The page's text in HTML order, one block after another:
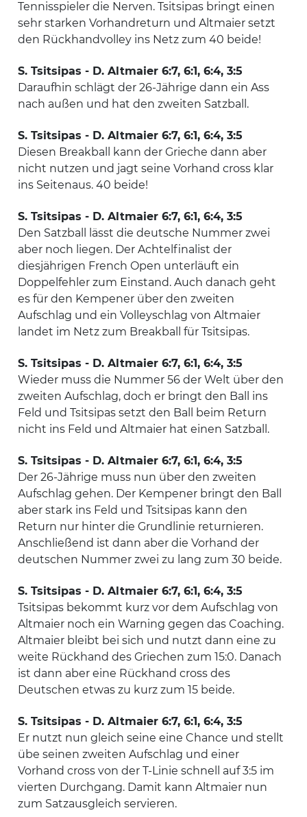
Tennisspieler die Nerven. Tsitsipas bringt einen
sehr starken Vorhandreturn und Altmaier setzt
den Rückhandvolley ins Netz zum 40 beide!
S. Tsitsipas - D. Altmaier 6:7, 6:1, 6:4, 3:5
Daraufhin schlägt der 26-Jährige dann ein Ass
nach außen und hat den zweiten Satzball.
S. Tsitsipas - D. Altmaier 6:7, 6:1, 6:4, 3:5
Diesen Breakball kann der Grieche dann aber
nicht nutzen und jagt seine Vorhand cross klar
ins Seitenaus. 40 beide!
S. Tsitsipas - D. Altmaier 6:7, 6:1, 6:4, 3:5
Den Satzball lässt die deutsche Nummer zwei
aber noch liegen. Der Achtelfinalist der
diesjährigen French Open unterläuft ein
Doppelfehler zum Einstand. Auch danach geht
es für den Kempener über den zweiten
Aufschlag und ein Volleyschlag von Altmaier
landet im Netz zum Breakball für Tsitsipas.
S. Tsitsipas - D. Altmaier 6:7, 6:1, 6:4, 3:5
Wieder muss die Nummer 56 der Welt über den
zweiten Aufschlag, doch er bringt den Ball ins
Feld und Tsitsipas setzt den Ball beim Return
nicht ins Feld und Altmaier hat einen Satzball.
S. Tsitsipas - D. Altmaier 6:7, 6:1, 6:4, 3:5
Der 26-Jährige muss nun über den zweiten
Aufschlag gehen. Der Kempener bringt den Ball
aber stark ins Feld und Tsitsipas kann den
Return nur hinter die Grundlinie returnieren.
Anschließend ist dann aber die Vorhand der
deutschen Nummer zwei zu lang zum 30 beide.
S. Tsitsipas - D. Altmaier 6:7, 6:1, 6:4, 3:5
Tsitsipas bekommt kurz vor dem Aufschlag von
Altmaier noch ein Warning gegen das Coaching.
Altmaier bleibt bei sich und nutzt dann eine zu
weite Rückhand des Griechen zum 15:0. Danach
ist dann aber eine Rückhand cross des
Deutschen etwas zu kurz zum 15 beide.
S. Tsitsipas - D. Altmaier 6:7, 6:1, 6:4, 3:5
Er nutzt nun gleich seine eine Chance und stellt
übe seinen zweiten Aufschlag und einer
Vorhand cross von der T-Linie schnell auf 3:5 im
vierten Durchgang. Damit kann Altmaier nun
zum Satzausgleich servieren.